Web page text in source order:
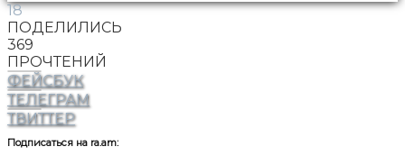
18
ПОДЕЛИЛИСЬ
369
ПРОЧТЕНИЙ
ФЕЙСБУК
ТЕЛЕГРАМ
ТВИТТЕР
Подписаться на ra.am: